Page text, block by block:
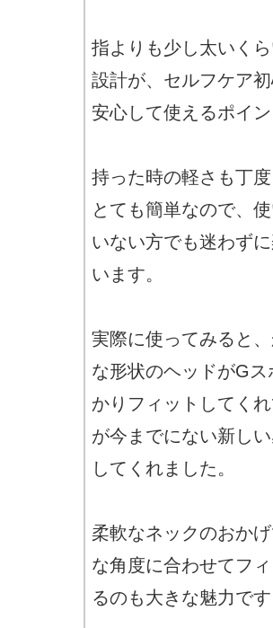
指よりも少し太いく
設計が、セルフケア
安心して使えるポイン
持った時の軽さも丁
とても簡単なので、
いない方でも迷わず
います。
実際に使ってみると
な形状のヘッドがGス
かりフィットしてく
が今までにない新し
してくれました。
柔軟なネックのおか
な角度に合わせてフ
るのも大きな魅力です